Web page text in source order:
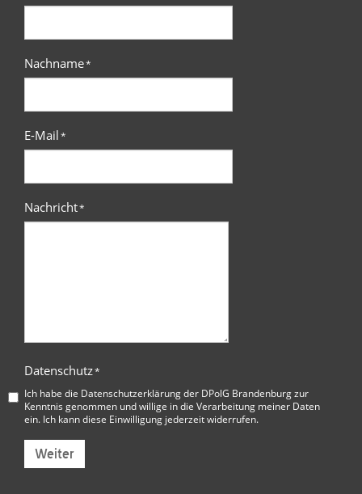
Nachname*
E-Mail*
Nachricht*
Datenschutz*
Ich habe die Datenschutzerklärung der DPolG Brandenburgzur
Kenntnis genommen und willige in die Verarbeitung meiner Daten
ein. Ich kann diese Einwilligung jederzeit widerrufen.
Weiter